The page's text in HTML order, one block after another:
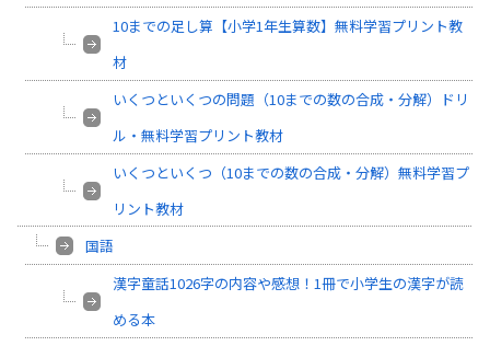
10までの足し算【小学1年生算数】無料学習プリント教
材
いくつといくつの問題（10までの数の合成・分解）ドリ
ル・無料学習プリント教材
いくつといくつ（10までの数の合成・分解）無料学習プ
リント教材
国語
漢字童話1026字の内容や感想！1冊で小学生の漢字が読
める本